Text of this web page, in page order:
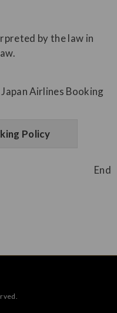
by the law in
Airlines Booking
Policy
End